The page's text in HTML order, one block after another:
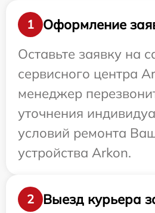
1
Оформление
Оставьте заявку на
сервисного центра
менеджер
уточнения
условий ремонта
устройства Arkon.
2 Выезд курьера